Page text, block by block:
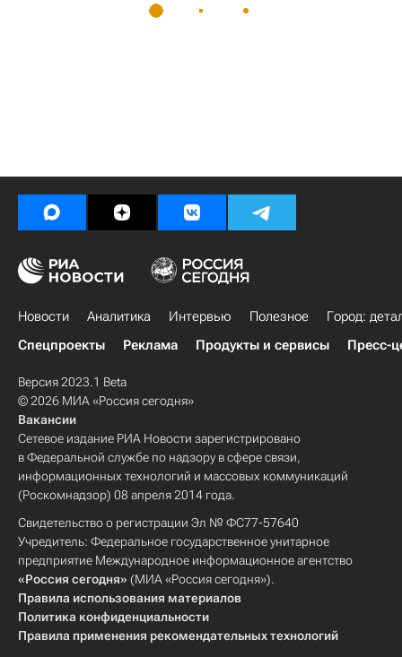
Новости Аналитика Интервью Полезное
Город:
Спецпроекты
Реклама Продукты и сервисы Пресс-
Версия 2023.1 Beta
© 2026 МИА «Россия сегодня»
Вакансии
Сетевое издание РИА Новости зарегистрировано
в Федеральной службе по надзору в сфере связи,
информационных технологий и массовых коммуникаций
(Роскомнадзор) 08 апреля 2014 года.
Свидетельство о регистрации Эл № ФС77-57640
Учредитель: Федеральное государственное унитарное
предприятие Международное информационное агентство
«Россия сегодня» (МИА «Россия сегодня»).
Правила использования материалов
Политика конфиденциальности
Правила применения рекомендательных технологий